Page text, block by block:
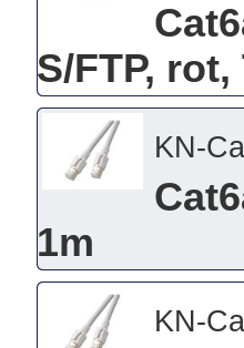
S/FTP, rot,
KN-
1m
KN-